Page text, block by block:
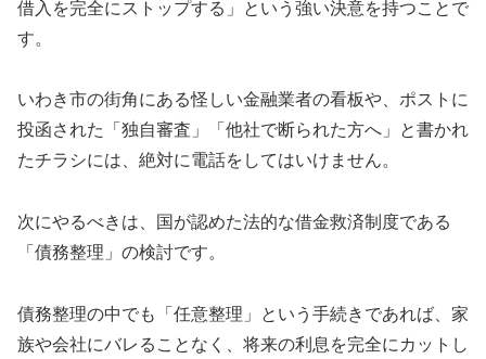
借入を完全にストップする」という強い決意を持つことで
す。
いわき市の街角にある怪しい金融業者の看板や、ポストに
投函された「独自審査」「他社で断られた方へ」と書かれ
たチラシには、絶対に電話をしてはいけません。
次にやるべきは、国が認めた法的な借金救済制度である
「債務整理」の検討です。
債務整理の中でも「任意整理」という手続きであれば、家
族や会社にバレることなく、将来の利息を完全にカットし